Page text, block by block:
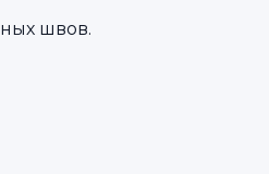
швов.